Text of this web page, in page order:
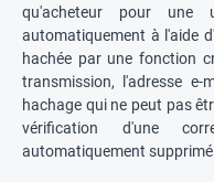
qu'acheteur pour une
automatiquement à l'aide
hachée par une fonction
transmission, l'adresse
hachage qui ne peut pas
vérification d'une
automatiquement